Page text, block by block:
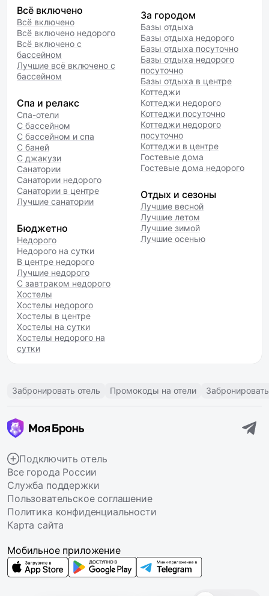
Всё включено
Всё включено
Всё включено недорого
Всё включено с
бассейном
Лучшие всё включено с
бассейном
Спа и релакс
Спа-отели
С бассейном
С бассейном и спа
С баней
С джакузи
Санатории
Санатории недорого
Санатории в центре
Лучшие санатории
Бюджетно
Недорого
Недорого на сутки
В центре недорого
Лучшие недорого
С завтраком недорого
Хостелы
Хостелы недорого
Хостелы в центре
Хостелы на сутки
Хостелы недорого на
сутки
За городом
Базы отдыха
Базы отдыха недорого
Базы отдыха посуточно
Базы отдыха недорого
посуточно
Базы отдыха в центре
Коттеджи
Коттеджи недорого
Коттеджи посуточно
Коттеджи недорого
посуточно
Коттеджи в центре
Гостевые дома
Гостевые дома недорого
Отдых и сезоны
Лучшие весной
Лучшие летом
Лучшие зимой
Лучшие осенью
Забронировать отель Промокоды на отели
Подключить отель
Все города России
Служба поддержки
Пользовательское соглашение
Политика конфиденциальности
Карта сайта
Мобильное приложение